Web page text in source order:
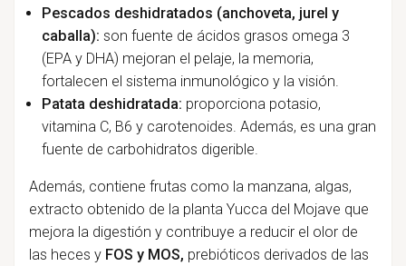
Pescados deshidratados (anchoveta, jurel y
caballa): son fuente de ácidos grasos omega 3
(EPA y DHA) mejoran el pelaje, la memoria,
fortalecen el sistema inmunológico y la visión.
Patata deshidratada: proporciona potasio,
vitamina C, B6 y carotenoides. Además, es una gran
fuente de carbohidratos digerible.
Además, contiene frutas como la manzana, algas,
extracto obtenido de la planta Yucca del Mojave que
mejora la digestión y contribuye a reducir el olor de
las heces y FOS y MOS, prebióticos derivados de las